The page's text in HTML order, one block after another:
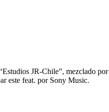
JR-Chile”, mezclado por
este feat. por Sony Music.